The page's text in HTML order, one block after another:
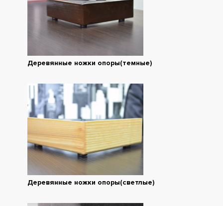
Деревянные ножки опоры(темные)
Деревянные ножки опоры(светлые)